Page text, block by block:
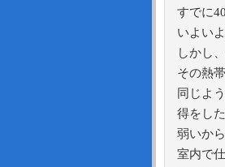
すでに
いよい
しかし
その熱
同じよ
得をし
弱いか
室内で